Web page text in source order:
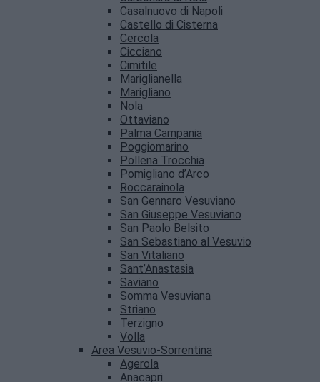
Casalnuovo di Napoli
Castello di Cisterna
Cercola
Cicciano
Cimitile
Mariglianella
Marigliano
Nola
Ottaviano
Palma Campania
Poggiomarino
Pollena Trocchia
Pomigliano d’Arco
Roccarainola
San Gennaro Vesuviano
San Giuseppe Vesuviano
San Paolo Belsito
San Sebastiano al Vesuvio
San Vitaliano
Sant’Anastasia
Saviano
Somma Vesuviana
Striano
Terzigno
Volla
Area Vesuvio-Sorrentina
Agerola
Anacapri